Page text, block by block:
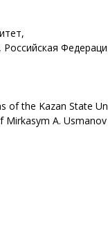
Российская
of the Kazan State
Mirkasym A. Usmanov